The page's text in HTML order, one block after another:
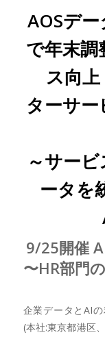
AOSデ
で年末調
ス向
ターサ
～サー
ータを
9/25開催
〜HR部門
企業データとAI
(本社:東京都港区